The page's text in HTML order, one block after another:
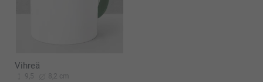
Vihreä
9,5 8,2 cm